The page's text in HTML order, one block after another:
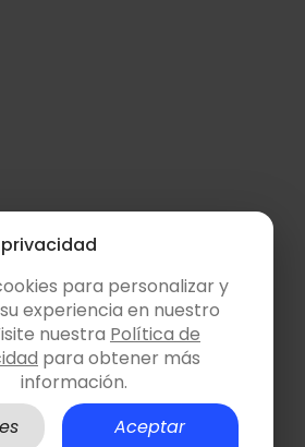
para personalizar y
experiencia en nuestro
nuestra Política de
para obtener más
información.
Aceptar